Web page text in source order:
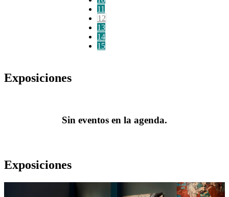
11
12
13
14
15
Exposiciones
Sin eventos en la agenda.
Exposiciones